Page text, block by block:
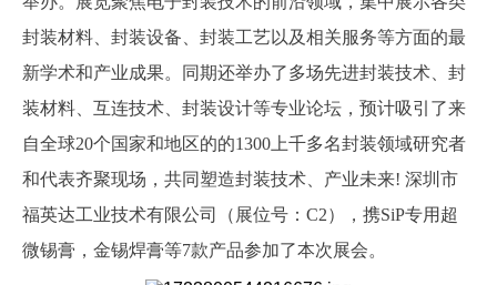
封装材料、封装设备、封装工艺以及相关服务等方面的最
新学术和产业成果。同期还举办了多场先进封装技术、封
装材料、互连技术、封装设计等专业论坛，预计吸引了来
自全球20个国家和地区的的1300上千多名封装领域研究者
和代表齐聚现场，共同塑造封装技术、产业未来! 深圳市
福英达工业技术有限公司（展位号：C2），携SiP专用超
微锡膏，金锡焊膏等7款产品参加了本次展会。